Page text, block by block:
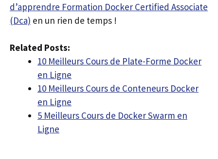
d’apprendre Formation Docker Certified Associate
(Dca) en un rien de temps !
Related Posts:
10 Meilleurs Cours de Plate-Forme Docker
en Ligne
10 Meilleurs Cours de Conteneurs Docker
en Ligne
5 Meilleurs Cours de Docker Swarm en
Ligne